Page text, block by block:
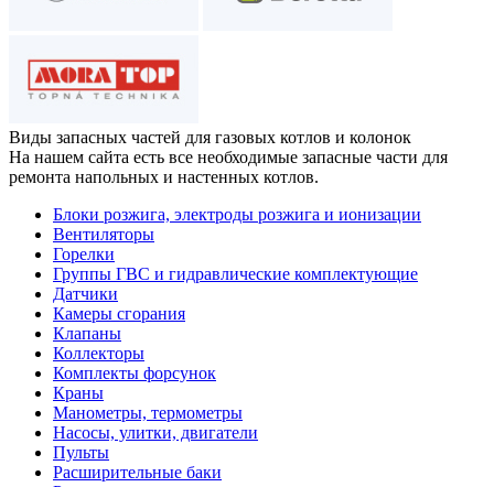
Виды запасных частей для газовых котлов и колонок
На нашем сайта есть все необходимые запасные части для
ремонта напольных и настенных котлов.
Блоки розжига, электроды розжига и ионизации
Вентиляторы
Горелки
Группы ГВС и гидравлические комплектующие
Датчики
Камеры сгорания
Клапаны
Коллекторы
Комплекты форсунок
Краны
Манометры, термометры
Насосы, улитки, двигатели
Пульты
Расширительные баки